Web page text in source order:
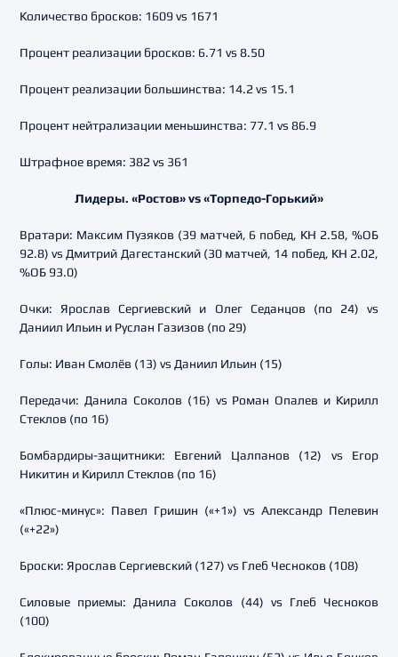
Количество бросков: 1609 vs 1671
Процент реализации бросков: 6.71 vs 8.50
Процент реализации большинства: 14.2 vs 15.1
Процент нейтрализации меньшинства: 77.1 vs 86.9
Штрафное время: 382 vs 361
Лидеры. «Ростов» vs «Торпедо-Горький»
Вратари: Максим Пузяков (39 матчей, 6 побед, КН 2.58, %ОБ
92.8) vs Дмитрий Дагестанский (30 матчей, 14 побед, КН 2.02,
%ОБ 93.0)
Очки: Ярослав Сергиевский и Олег Седанцов (по 24) vs
Даниил Ильин и Руслан Газизов (по 29)
Голы: Иван Смолёв (13) vs Даниил Ильин (15)
Передачи: Данила Соколов (16) vs Роман Опалев и Кирилл
Стеклов (по 16)
Бомбардиры-защитники: Евгений Цалпанов (12) vs Егор
Никитин и Кирилл Стеклов (по 16)
«Плюс-минус»: Павел Гришин («+1») vs Александр Пелевин
(«+22»)
Броски: Ярослав Сергиевский (127) vs Глеб Чесноков (108)
Силовые приемы: Данила Соколов (44) vs Глеб Чесноков
(100)